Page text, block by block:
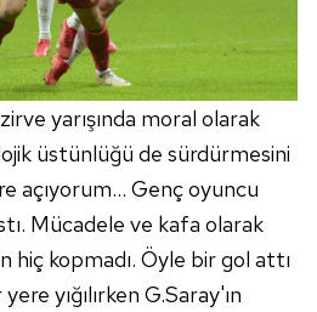
yarışında moral olarak
üstünlüğü de sürdürmesini
açıyorum… Genç oyuncu
Mücadele ve kafa olarak
hiç kopmadı. Öyle bir gol attı
yığılırken G.Saray'ın